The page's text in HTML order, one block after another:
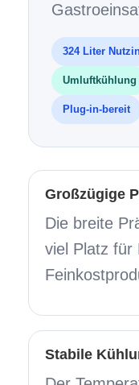
324 Liter
Umluftkühlung
Plug-in-bereit
Großzügige
Die breite
viel Platz für
Stabile